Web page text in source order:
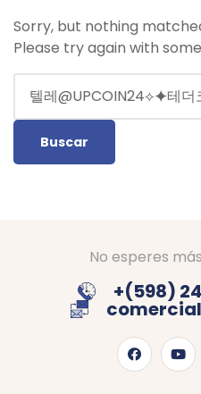
Sorry, but nothing
Please try again with
No esperes
+(598)